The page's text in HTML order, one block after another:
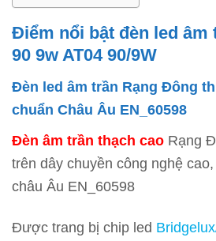
Điểm nổi bật đèn led âm
90 9w AT04 90/9W
Đèn led âm trần Rạng Đông
chuẩn Châu Âu EN_60598
Đèn âm trần thạch cao Rạng
trên dây chuyền công nghệ
châu Âu EN_60598
Được trang bị chip led